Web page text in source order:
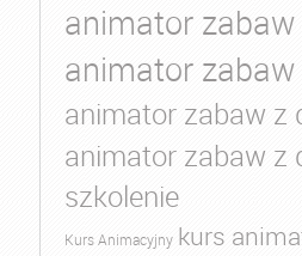
animator zabaw
animator
animator zabaw z
animator zabaw z
szkolenie
Kurs Animacyjny kurs